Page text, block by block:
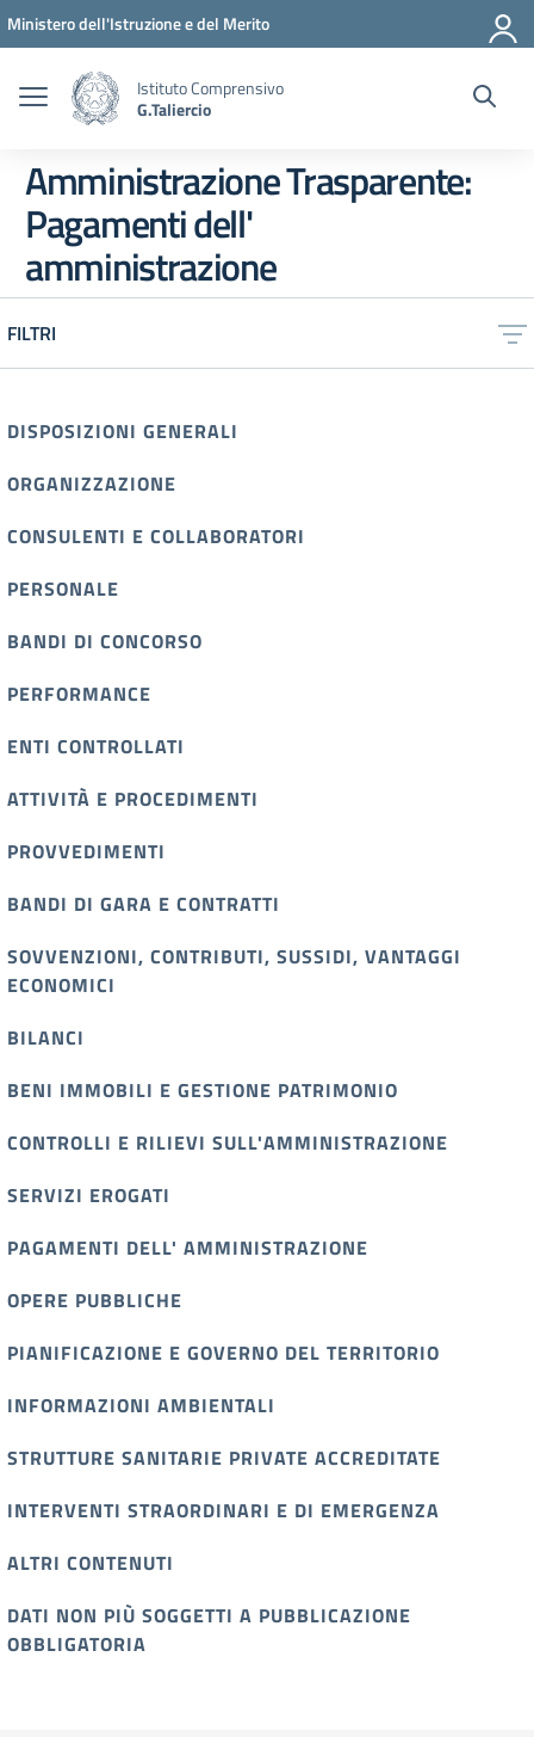
Vai ai contenuti
Vai al menu di navigazione
Vai al footer
Ministero dell'Istruzione e del Merito
Istituto Comprensivo
G.Taliercio
Amministrazione Trasparente:
Pagamenti dell'
amministrazione
FILTRI
DISPOSIZIONI GENERALI
ORGANIZZAZIONE
CONSULENTI E COLLABORATORI
PERSONALE
BANDI DI CONCORSO
PERFORMANCE
ENTI CONTROLLATI
ATTIVITÀ E PROCEDIMENTI
PROVVEDIMENTI
BANDI DI GARA E CONTRATTI
SOVVENZIONI, CONTRIBUTI, SUSSIDI, VANTAGGI
ECONOMICI
BILANCI
BENI IMMOBILI E GESTIONE PATRIMONIO
CONTROLLI E RILIEVI SULL'AMMINISTRAZIONE
SERVIZI EROGATI
PAGAMENTI DELL' AMMINISTRAZIONE
OPERE PUBBLICHE
PIANIFICAZIONE E GOVERNO DEL TERRITORIO
INFORMAZIONI AMBIENTALI
STRUTTURE SANITARIE PRIVATE ACCREDITATE
INTERVENTI STRAORDINARI E DI EMERGENZA
ALTRI CONTENUTI
DATI NON PIÙ SOGGETTI A PUBBLICAZIONE
OBBLIGATORIA